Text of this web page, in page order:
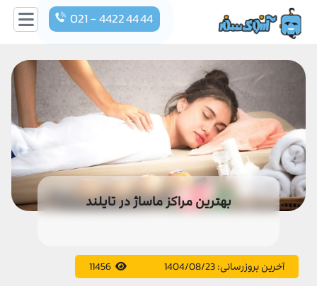
021 - 4422 44 44
بهترین مراکز ماساژ در تایلند
آخرین بروزرسانی:1404/08/23